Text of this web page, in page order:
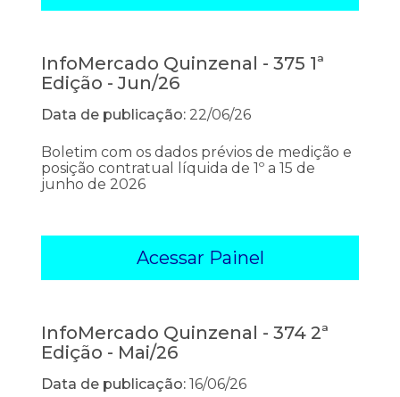
InfoMercado Quinzenal - 375 1ª
Edição - Jun/26
Data de publicação: 22/06/26
Boletim com os dados prévios de medição e
posição contratual líquida de 1º a 15 de
junho de 2026
Acessar Painel
InfoMercado Quinzenal - 374 2ª
Edição - Mai/26
Data de publicação: 16/06/26